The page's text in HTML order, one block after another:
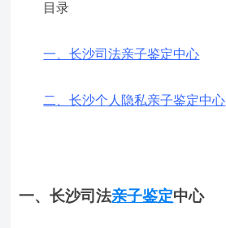
目录
一、长沙司法亲子鉴定中心
二、长沙个人隐私亲子鉴定中心
一、长沙司法亲子鉴定中心